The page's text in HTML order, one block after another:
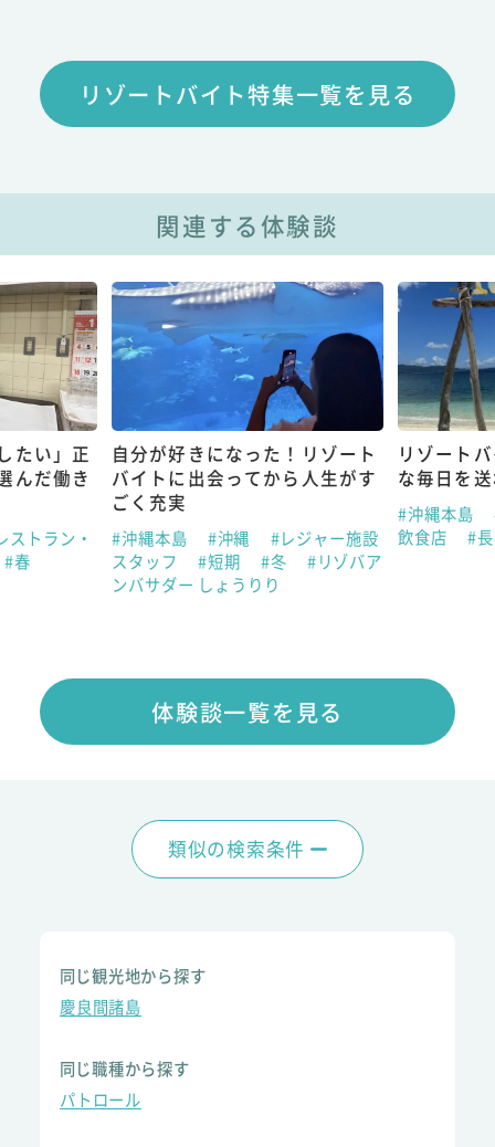
リゾートバイト特集一覧を見る
関連する体験談
たい」正
んだ働き
ストラン・
#春
自分が好きになった！リゾート
バイトに出会ってから人生がす
ごく充実
#沖縄本島 #沖縄
#レジャー施設
スタッフ
#短期 #冬
#リゾバア
ンバサダー しょうりり
リゾート
な毎日を
#沖縄本島
飲食店
#
体験談一覧を見る
類似の検索条件
同じ観光地から探す
慶良間諸島
同じ職種から探す
パトロール